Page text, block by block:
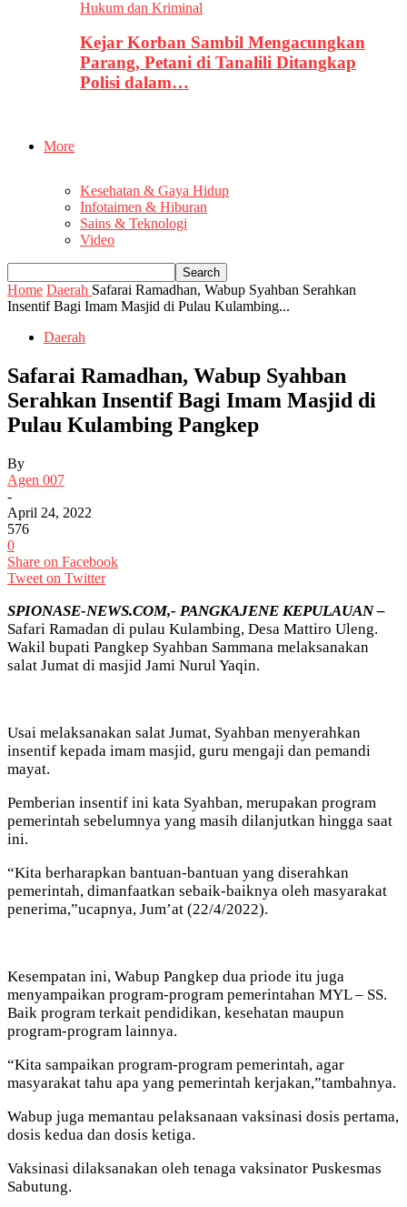
Hukum dan Kriminal
Kejar Korban Sambil Mengacungkan
Parang, Petani di Tanalili Ditangkap
Polisi dalam…
More
Kesehatan & Gaya Hidup
Infotaimen & Hiburan
Sains & Teknologi
Video
Home Daerah Safarai Ramadhan, Wabup Syahban Serahkan
Insentif Bagi Imam Masjid di Pulau Kulambing...
Daerah
Safarai Ramadhan, Wabup Syahban
Serahkan Insentif Bagi Imam Masjid di
Pulau Kulambing Pangkep
By
Agen 007
-
April 24, 2022
576
0
Share on Facebook
Tweet on Twitter
SPIONASE-NEWS.COM,- PANGKAJENE KEPULAUAN –
Safari Ramadan di pulau Kulambing, Desa Mattiro Uleng.
Wakil bupati Pangkep Syahban Sammana melaksanakan
salat Jumat di masjid Jami Nurul Yaqin.
Usai melaksanakan salat Jumat, Syahban menyerahkan
insentif kepada imam masjid, guru mengaji dan pemandi
mayat.
Pemberian insentif ini kata Syahban, merupakan program
pemerintah sebelumnya yang masih dilanjutkan hingga saat
ini.
“Kita berharapkan bantuan-bantuan yang diserahkan
pemerintah, dimanfaatkan sebaik-baiknya oleh masyarakat
penerima,”ucapnya, Jum’at (22/4/2022).
Kesempatan ini, Wabup Pangkep dua priode itu juga
menyampaikan program-program pemerintahan MYL – SS.
Baik program terkait pendidikan, kesehatan maupun
program-program lainnya.
“Kita sampaikan program-program pemerintah, agar
masyarakat tahu apa yang pemerintah kerjakan,”tambahnya.
Wabup juga memantau pelaksanaan vaksinasi dosis pertama,
dosis kedua dan dosis ketiga.
Vaksinasi dilaksanakan oleh tenaga vaksinator Puskesmas
Sabutung.